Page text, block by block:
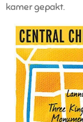
kamer gepakt.